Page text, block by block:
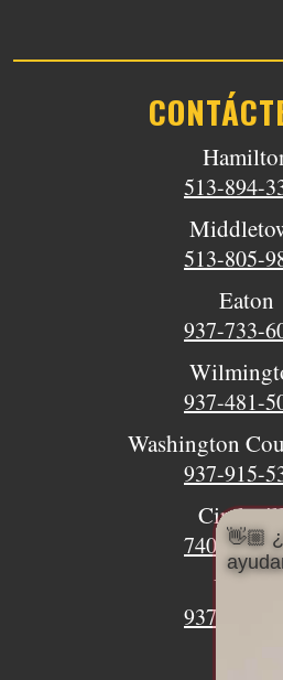
513-894-
513-805-
Eaton
937-733-
937-481-
Washington
937-915-
740-620-
Urbana
937-770-
👋🏼